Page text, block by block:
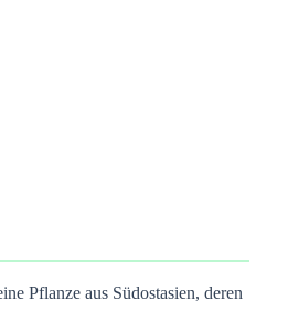
Pflanze aus Südostasien, deren